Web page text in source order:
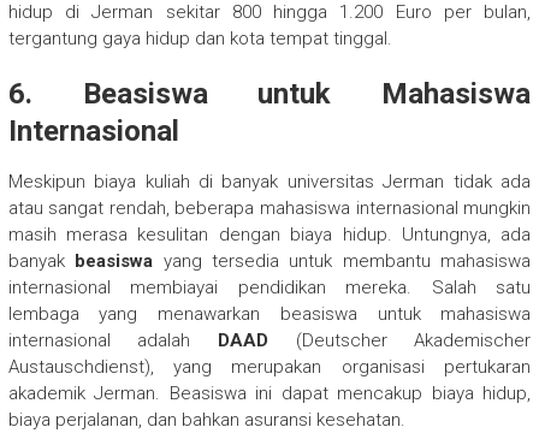
hidup di Jerman sekitar 800 hingga 1.200 Euro per bulan,
tergantung gaya hidup dan kota tempat tinggal.
6. Beasiswa untuk Mahasiswa
Internasional
Meskipun biaya kuliah di banyak universitas Jerman tidak ada
atau sangat rendah, beberapa mahasiswa internasional mungkin
masih merasa kesulitan dengan biaya hidup. Untungnya, ada
banyak
beasiswa yang tersedia untuk membantu mahasiswa
internasional membiayai pendidikan mereka. Salah satu
lembaga yang menawarkan beasiswa untuk mahasiswa
internasional adalah
DAAD (Deutscher Akademischer
Austauschdienst), yang merupakan organisasi pertukaran
akademik Jerman. Beasiswa ini dapat mencakup biaya hidup,
biaya perjalanan, dan bahkan asuransi kesehatan.